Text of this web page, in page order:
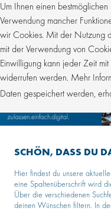
Um Ihnen einen
Verwendung mancher
wir Cookies. Mit der Nutzung
mit der Verwendung von
Einwilligung kann jeder Zeit
widerrufen werden. Mehr
Daten gespeichert werden,
SCHÖN, DASS DU
Hier findest du unsere
eine Spaltenüberschrift wird
Über die verschiedenen
deinen Wünschen filtern. In